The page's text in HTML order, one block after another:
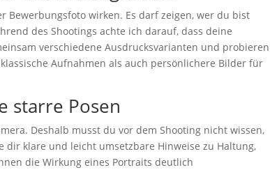
Bewerbungsfoto wirken. Es darf zeigen, wer du bist
des Shootings achte ich darauf, dass deine
verschiedene Ausdrucksvarianten und probieren
Aufnahmen als auch persönlichere Bilder für
starre Posen
Deshalb musst du vor dem Shooting nicht wissen,
klare und leicht umsetzbare Hinweise zu Haltung,
die Wirkung eines Portraits deutlich